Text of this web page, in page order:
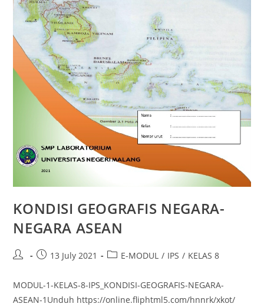
KONDISI GEOGRAFIS NEGARA-
NEGARA ASEAN
13 July 2021 E-MODUL / IPS / KELAS 8
MODUL-1-KELAS-8-IPS_KONDISI-GEOGRAFIS-NEGARA-
ASEAN-1Unduh https://online.fliphtml5.com/hnnrk/xkot/